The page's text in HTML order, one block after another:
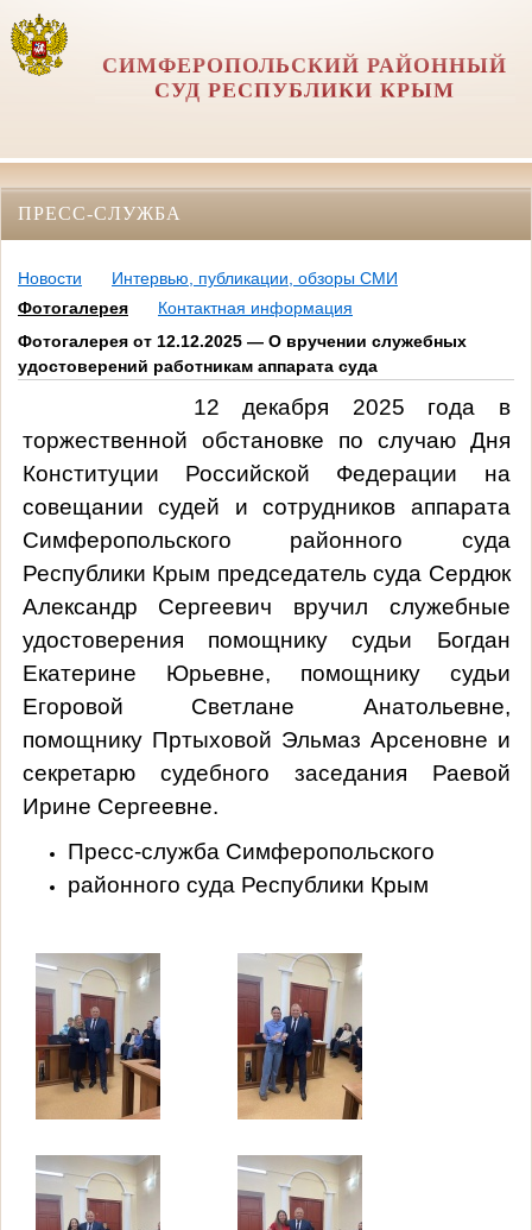
СИМФЕРОПОЛЬСКИЙ РАЙОННЫЙ
СУД РЕСПУБЛИКИ КРЫМ
ПРЕСС-СЛУЖБА
Новости
Интервью, публикации, обзоры СМИ
Фотогалерея
Контактная информация
Фотогалерея от 12.12.2025 — О вручении служебных
удостоверений работникам аппарата суда
12 декабря 2025 года в
торжественной обстановке по случаю Дня
Конституции Российской Федерации на
совещании судей и сотрудников аппарата
Симферопольского районного суда
Республики Крым председатель суда Сердюк
Александр Сергеевич вручил служебные
удостоверения помощнику судьи Богдан
Екатерине Юрьевне, помощнику судьи
Егоровой Светлане Анатольевне,
помощнику Пртыховой Эльмаз Арсеновне и
секретарю судебного заседания Раевой
Ирине Сергеевне.
Пресс-служба Симферопольского
районного суда Республики Крым